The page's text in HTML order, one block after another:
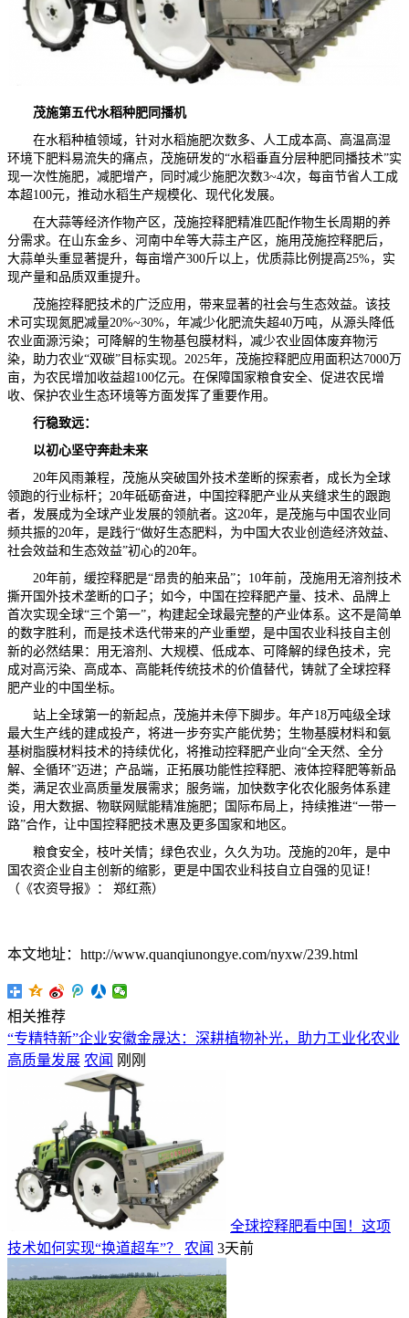
茂施第五代水稻种肥同播机
在水稻种植领域，针对水稻施肥次数多、人工成本高、高温高湿
环境下肥料易流失的痛点，茂施研发的“水稻垂直分层种肥同播技术”实
现一次性施肥，减肥增产，同时减少施肥次数3~4次，每亩节省人工成
本超100元，推动水稻生产规模化、现代化发展。
在大蒜等经济作物产区，茂施控释肥精准匹配作物生长周期的养
分需求。在山东金乡、河南中牟等大蒜主产区，施用茂施控释肥后，
大蒜单头重显著提升，每亩增产300斤以上，优质蒜比例提高25%，实
现产量和品质双重提升。
茂施控释肥技术的广泛应用，带来显著的社会与生态效益。该技
术可实现氮肥减量20%~30%，年减少化肥流失超40万吨，从源头降低
农业面源污染；可降解的生物基包膜材料，减少农业固体废弃物污
染，助力农业“双碳”目标实现。2025年，茂施控释肥应用面积达7000万
亩，为农民增加收益超100亿元。在保障国家粮食安全、促进农民增
收、保护农业生态环境等方面发挥了重要作用。
行稳致远：
以初心坚守奔赴未来
20年风雨兼程，茂施从突破国外技术垄断的探索者，成长为全球
领跑的行业标杆；20年砥砺奋进，中国控释肥产业从夹缝求生的跟跑
者，发展成为全球产业发展的领航者。这20年，是茂施与中国农业同
频共振的20年，是践行“做好生态肥料，为中国大农业创造经济效益、
社会效益和生态效益”初心的20年。
20年前，缓控释肥是“昂贵的舶来品”；10年前，茂施用无溶剂技术
撕开国外技术垄断的口子；如今，中国在控释肥产量、技术、品牌上
首次实现全球“三个第一”，构建起全球最完整的产业体系。这不是简单
的数字胜利，而是技术迭代带来的产业重塑，是中国农业科技自主创
新的必然结果：用无溶剂、大规模、低成本、可降解的绿色技术，完
成对高污染、高成本、高能耗传统技术的价值替代，铸就了全球控释
肥产业的中国坐标。
站上全球第一的新起点，茂施并未停下脚步。年产18万吨级全球
最大生产线的建成投产，将进一步夯实产能优势；生物基膜材料和氨
基树脂膜材料技术的持续优化，将推动控释肥产业向“全天然、全分
解、全循环”迈进；产品端，正拓展功能性控释肥、液体控释肥等新品
类，满足农业高质量发展需求；服务端，加快数字化农化服务体系建
设，用大数据、物联网赋能精准施肥；国际布局上，持续推进“一带一
路”合作，让中国控释肥技术惠及更多国家和地区。
粮食安全，枝叶关情；绿色农业，久久为功。茂施的20年，是中
国农资企业自主创新的缩影，更是中国农业科技自立自强的见证！
（《农资导报》： 郑红燕）
本文地址：http://www.quanqiunongye.com/nyxw/239.html
相关推荐
“专精特新”企业安徽金晟达：深耕植物补光，助力工业化农业
高质量发展 农闻 刚刚
全球控释肥看中国！这项
技术如何实现“换道超车”？
农闻 3天前